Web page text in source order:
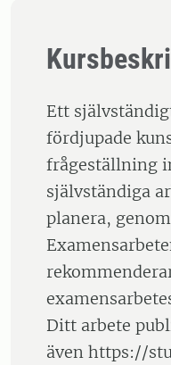
Ett
fördjupade
frågeställning
självständiga
planera,
Ditt arbete
även https://